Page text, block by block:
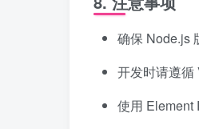
确保 Node.js
开发时请遵循
使用 Element